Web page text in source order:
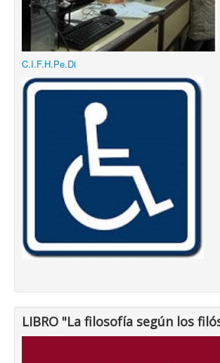
C.I.F.H.Pe.Di
LIBRO "La filosofía según los